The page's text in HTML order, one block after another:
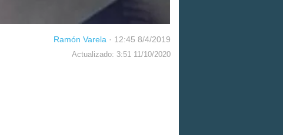
Ramón Varela · 12:45 8/4/2019
Actualizado: 3:51 11/10/2020